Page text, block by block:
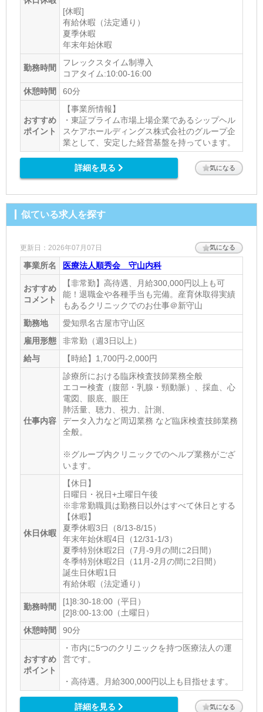
[休暇]
有給休暇（法定通り）
夏季休暇
年末年始休暇
勤務時間
フレックスタイム制導入
コアタイム:10:00-16:00
休憩時間
60分
おすすめ
ポイント
【事業所情報】
・東証プライム市場上場企業であるシップヘル
スケアホールディングス株式会社のグループ企
業として、安定した経営基盤を持っています。
詳細を見る 気になる
似ている求人を探す
更新日：2026年07月07日 気になる
事業所名 医療法人順秀会 守山内科
おすすめ
コメント
【非常勤】高待遇、月給300,000円以上も可
能！退職金や各種手当も完備。産育休取得実績
もあるクリニックでのお仕事＠新守山
勤務地
愛知県名古屋市守山区
雇用形態
非常勤（週3日以上）
給与
【時給】1,700円-2,000円
仕事内容
診療所における臨床検査技師業務全般
エコー検査（腹部・乳腺・頸動脈）、採血、心
電図、眼底、眼圧
肺活量、聴力、視力、計測、
データ入力など周辺業務 など臨床検査技師業務
全般。
※グループ内クリニックでのヘルプ業務がござ
います。
休日休暇
【休日】
日曜日・祝日+土曜日午後
※非常勤職員は勤務日以外はすべて休日とする
【休暇】
夏季休暇3日（8/13-8/15）
年末年始休暇4日（12/31-1/3）
夏季特別休暇2日（7月-9月の間に2日間）
冬季特別休暇2日（11月-2月の間に2日間）
誕生日休暇1日
有給休暇（法定通り）
勤務時間
[1]8:30-18:00（平日）
[2]8:00-13:00（土曜日）
休憩時間
90分
おすすめ
ポイント
・市内に5つのクリニックを持つ医療法人の運
営です。
・高待遇。月給300,000円以上も目指せます。
詳細を見る 気になる